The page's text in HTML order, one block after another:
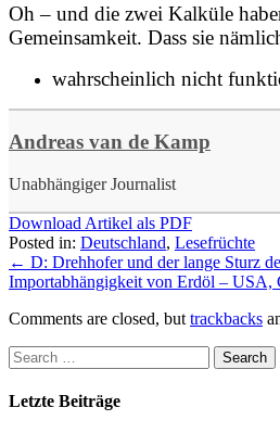
Oh – und die zwei Kalküle
Gemeinsamkeit. Dass sie
wahrscheinlich nicht
Andreas van de Kamp
Unabhängiger Journalist
Download Artikel als PDF
Posted in: Deutschland, Lesefrüchte
← D: Drehhofer und der lange Sturz
Importabhängigkeit von Erdöl – USA,
Comments are closed, but trackbacks
Letzte Beiträge